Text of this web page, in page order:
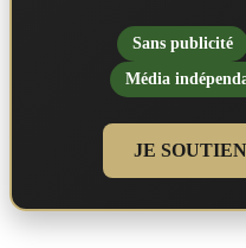
Sans publicité
Média
JE